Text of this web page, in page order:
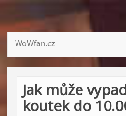
WoWfan.cz
Jak může
koutek do